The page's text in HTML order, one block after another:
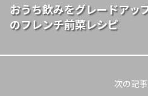
おうち飲みをグレードアッ
のフレンチ前菜レシピ
次の記